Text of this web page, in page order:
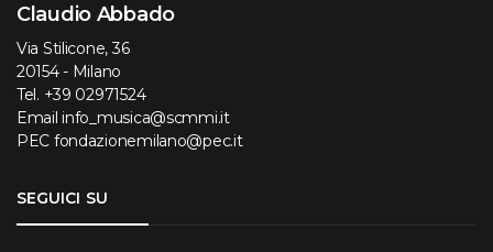
Claudio Abbado
Via Stilicone, 36
20154 - Milano
Tel. +39 02971524
Email info_musica@scmmi.it
PEC fondazionemilano@pec.it
SEGUICI SU